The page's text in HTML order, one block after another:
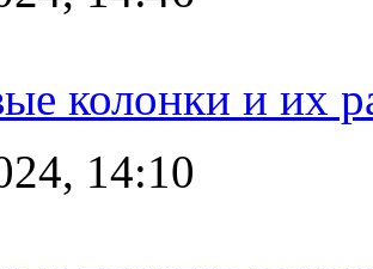
колонки и их
14:10